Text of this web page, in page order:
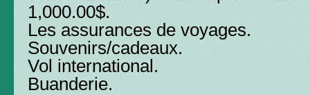
1,000.00$.
Les assurances de voyages.
Souvenirs/cadeaux.
Vol international.
Buanderie.